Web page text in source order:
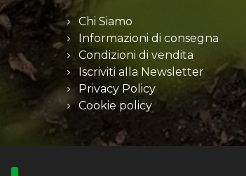
Chi Siamo
Informazioni di consegna
Condizioni di vendita
Iscriviti alla Newsletter
Privacy Policy
Cookie policy